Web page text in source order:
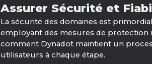
Assurer Sécurité et
La sécurité des domaines est
employant des mesures de protection
comment Dynadot maintient un
utilisateurs à chaque étape.